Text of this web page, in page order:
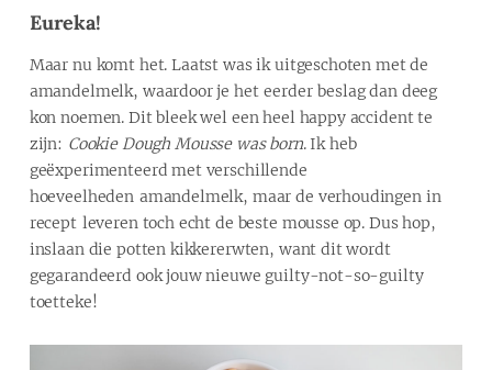
Eureka!
Maar nu komt het. Laatst was ik uitgeschoten met de
amandelmelk, waardoor je het eerder beslag dan deeg
kon noemen. Dit bleek wel een heel happy accident te
zijn: Cookie Dough Mousse was born. Ik heb
geëxperimenteerd met verschillende
hoeveelheden amandelmelk, maar de verhoudingen in
recept leveren toch echt de beste mousse op. Dus hop,
inslaan die potten kikkererwten, want dit wordt
gegarandeerd ook jouw nieuwe guilty-not-so-guilty
toetteke!